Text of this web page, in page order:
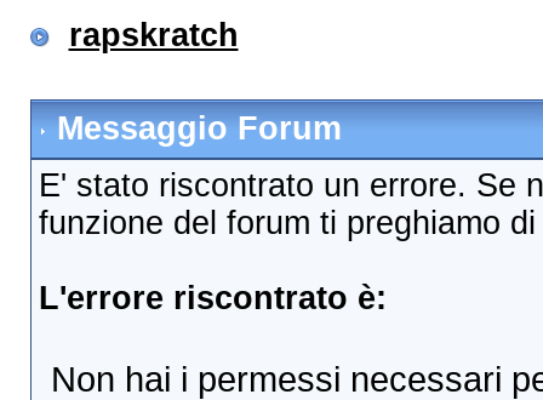
rapskratch
Messaggio Forum
E' stato riscontrato un errore. Se
funzione del forum ti preghiamo
L'errore riscontrato è:
Non hai i permessi necessari